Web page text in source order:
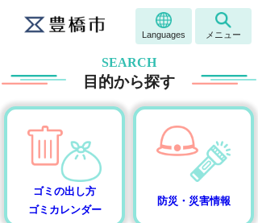
Languages メニュー
SEARCH
目的から探す
ゴミの出し方
ゴミカレンダー
防災・災害情報